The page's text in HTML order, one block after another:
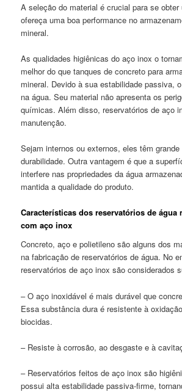
A seleção do material é crucial para se
ofereça uma boa performance no
mineral.
As qualidades higiênicas do aço inox o
melhor do que tanques de concreto para
mineral. Devido à sua estabilidade passiva,
na água. Seu material não apresenta os
químicas. Além disso, reservatórios de aço
manutenção.
Sejam internos ou externos, eles têm
durabilidade. Outra vantagem é que a
interfere nas propriedades da água
mantida a qualidade do produto.
Características dos reservatórios deágua
comaço inox
Concreto, aço e polietileno são alguns dos
na fabricação de reservatórios de água. No
reservatórios de aço inox são considerados
– O aço inoxidável é mais durável que
Essa substância dura é resistente à
biocidas.
– Resiste à corrosão, ao desgaste e à
– Reservatórios feitos de aço inox são
possui alta estabilidade passiva-firme,